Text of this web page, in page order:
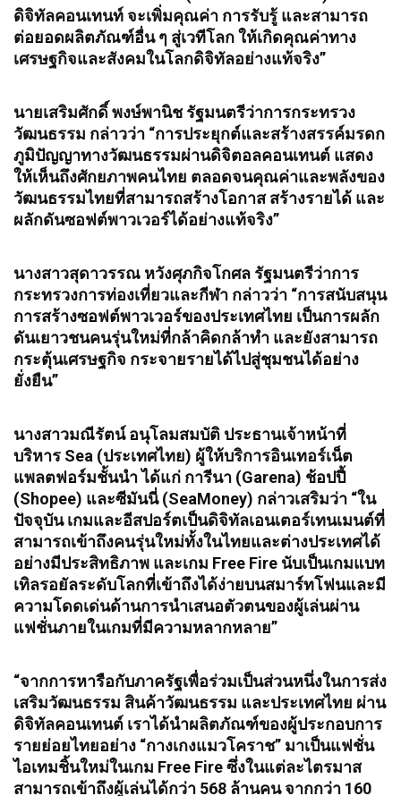
ดิจิทัลคอนเทนท์ จะเพิ่มคุณค่า การรับรู้ และสามารถ
ต่อยอดผลิตภัณฑ์อื่น ๆ สู่เวทีโลก ให้เกิดคุณค่าทาง
เศรษฐกิจและสังคมในโลกดิจิทัลอย่างแท้จริง”
นายเสริมศักดิ์ พงษ์พานิช รัฐมนตรีว่าการกระทรวง
วัฒนธรรม กล่าวว่า “การประยุกต์และสร้างสรรค์มรดก
ภูมิปัญญาทางวัฒนธรรมผ่านดิจิตอลคอนเทนต์ แสดง
ให้เห็นถึงศักยภาพคนไทย ตลอดจนคุณค่าและพลังของ
วัฒนธรรมไทยที่สามารถสร้างโอกาส สร้างรายได้ และ
ผลักดันซอฟต์พาวเวอร์ได้อย่างแท้จริง”
นางสาวสุดาวรรณ หวังศุภกิจโกศล รัฐมนตรีว่าการ
กระทรวงการท่องเที่ยวและกีฬา กล่าวว่า “การสนับสนุน
การสร้างซอฟต์พาวเวอร์ของประเทศไทย เป็นการผลัก
ดันเยาวชนคนรุ่นใหม่ที่กล้าคิดกล้าทำ และยังสามารถ
กระตุ้นเศรษฐกิจ กระจายรายได้ไปสู่ชุมชนได้อย่าง
ยั่งยืน”
​นางสาวมณีรัตน์ อนุโลมสมบัติ ประธานเจ้าหน้าที่
บริหาร Sea (ประเทศไทย) ผู้ให้บริการอินเทอร์เน็ต
แพลตฟอร์มชั้นนำ ได้แก่ การีนา (Garena) ช้อปปี้
(Shopee) และซีมันนี่ (SeaMoney) กล่าวเสริมว่า “ใน
ปัจจุบัน เกมและอีสปอร์ตเป็นดิจิทัลเอนเตอร์เทนเมนต์ที่
สามารถเข้าถึงคนรุ่นใหม่ทั้งในไทยและต่างประเทศได้
อย่างมีประสิทธิภาพ และเกม Free Fire นับเป็นเกมแบท
เทิลรอยัลระดับโลกที่เข้าถึงได้ง่ายบนสมาร์ทโฟนและมี
ความโดดเด่นด้านการนำเสนอตัวตนของผู้เล่นผ่าน
แฟชั่นภายในเกมที่มีความหลากหลาย”
“จากการหารือกับภาครัฐเพื่อร่วมเป็นส่วนหนึ่งในการส่ง
เสริมวัฒนธรรม สินค้าวัฒนธรรม และประเทศไทย ผ่าน
ดิจิทัลคอนเทนต์ เราได้นำผลิตภัณฑ์ของผู้ประกอบการ
รายย่อยไทยอย่าง “กางเกงแมวโคราช” มาเป็นแฟชั่น
ไอเทมชิ้นใหม่ในเกม Free Fire ซึ่งในแต่ละไตรมาส
สามารถเข้าถึงผู้เล่นได้กว่า 568 ล้านคน จากกว่า 160